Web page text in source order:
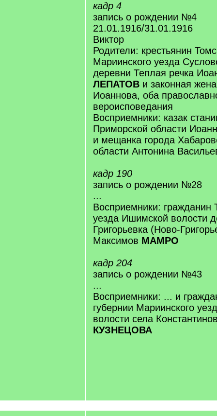
кадр 4
запись о рождении №4
21.01.1916/31.01.1916
Виктор
Родители: крестьянин
Мариинского уезда
деревни Теплая речка
ЛЕПАТОВ и законная
Иоаннова, оба
вероисповедания
Восприемники: казак
Приморской области
и мещанка города
области Антонина
кадр 190
запись о рождении №28
...
Восприемники: гражданин
уезда Ишимской волости
Григорьевка (Ново-
Максимов МАМРО
кадр 204
запись о рождении №43
...
Восприемники: ... и
губернии Мариинского
волости села
КУЗНЕЦОВА